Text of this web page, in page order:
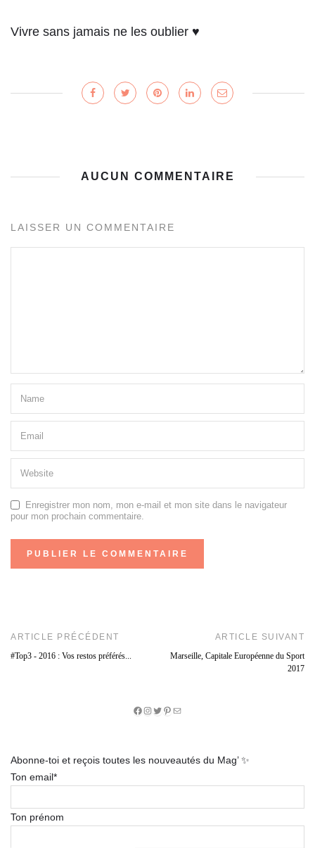
Vivre sans jamais ne les oublier ♥
AUCUN COMMENTAIRE
LAISSER UN COMMENTAIRE
Enregistrer mon nom, mon e-mail et mon site dans le navigateur
pour mon prochain commentaire.
ARTICLE PRÉCÉDENT
#Top3 - 2016 : Vos restos préférés...
ARTICLE SUIVANT
Marseille, Capitale Européenne du Sport
2017
Facebook
Instagram
Twitter
Pinterest
E-
Abonne-toi et reçois toutes les nouveautés du Mag’ ✨
Ton email*
Ton prénom